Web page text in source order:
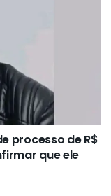
processo de R$
que ele